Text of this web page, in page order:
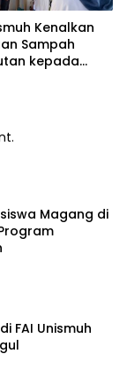
Kenalkan
Sampah
kepada
Magang di
FAI Unismuh